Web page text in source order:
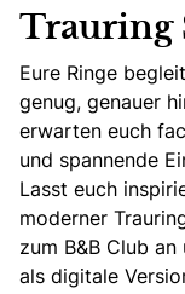
Trauring
Eure Ringe
genug, genauer
erwarten euch
und spannende
Lasst euch
moderner
zum B&B Club
als digitale